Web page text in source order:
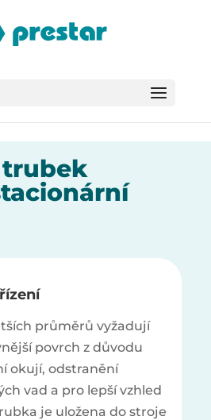
průměrů vyžadují
povrch z důvodu
okují, odstranění
vad a pro lepší vzhled
je uložena do stroje